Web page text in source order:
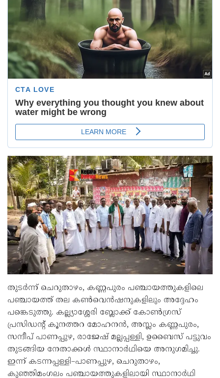
തുടർന്ന് ചെറുതാഴം, കണ്ണപുരം പഞ്ചായത്തുകളിലെ
പഞ്ചായത്ത് തല കൺവെൻഷനുകളിലും അദ്ദേഹം
പങ്കെടുത്തു. കല്ല്യാശ്ശേരി ബ്ലോക്ക് കോൺഗ്രസ്
പ്രസിഡന്റ് കൂനത്തറ മോഹനൻ, അസ്ലം കണ്ണപുരം,
സന്ദീപ് പാണപ്പുഴ, രാജേഷ് മല്ലപ്പള്ളി, ഉബൈസ് പട്ടുവം
തുടങ്ങിയ നേതാക്കൾ സ്ഥാനാർഥിയെ അനുഗമിച്ചു.
ഇന്ന് കടന്നപ്പള്ളി–പാണപ്പുഴ, ചെറുതാഴം,
കുഞ്ഞിമംഗലം പഞ്ചായത്തുകളിലായി സ്ഥാനാർഥി